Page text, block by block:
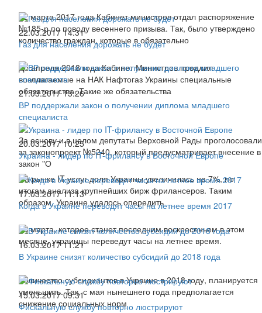
22 марта 2017 года Кабинет министров отдал распоряжение
№185-р по поводу весеннего призыва. Так, было утверждено
количество граждан, которые в обязательно
22.03.2017 14:31
Газ для населения дорожать не будет
До апреля 2018 года Кабинет Министров продлил
возллагаемые на НАК Нафтогаз Украины специальные
обязательства. Такие же обязательства
21.03.2017 13:26
ВР поддержали закон о получении диплома младшего
специалиста
За основу и в целом депутаты Верховной Рады проголосовали
за законопроект №5240, который предусматривает внесение в
закон "О
20.03.2017 10:25
Украина - лидер по IT-фрилансу в Восточной Европе
На рынке IT-услуг доля Украины увеличилась на 7%, по
итогам анализа крупнейших бирж фрилансеров. Таким
образом, Украине удалось опередить
17.03.2017 11:13
Когда в Украине переводят часы на летнее время 2017
26 марта, которое станет последним воскресеньем в этом
месяце, украинцы переведут часы на летнее время.
16.03.2017 11:21
В Украине снизят количество субсидий до 2018 года
Количество субсидиантов в Украине в 2018 году, планируется
уменьшить. Так, с мая нынешнего года предполагается
снижение социальных норм
15.03.2017 09:31
Фискальную службу повторно люстрируют